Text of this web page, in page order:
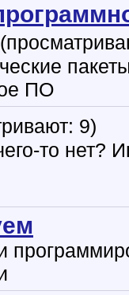
ПО
9)
то нет?